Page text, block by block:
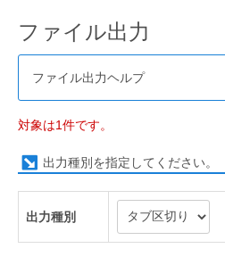
ファイル出力
ファイル出力ヘルプ
対象は1件です。
出力種別を指定してください。
出力種別